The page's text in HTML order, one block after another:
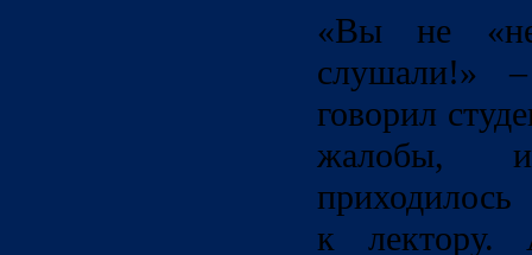
«Вы не
слушали!»
говорил
жалобы,
приходилось
к